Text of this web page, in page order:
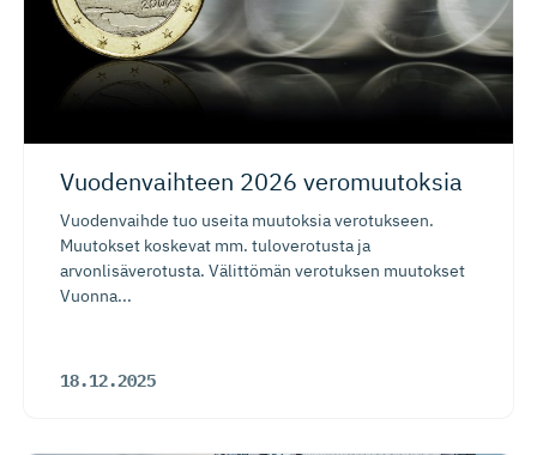
Vuodenvaihteen 2026 veromuutoksia
Vuodenvaihde tuo useita muutoksia verotukseen.
Muutokset koskevat mm. tuloverotusta ja
arvonlisäverotusta. Välittömän verotuksen muutokset
Vuonna...
18.12.2025